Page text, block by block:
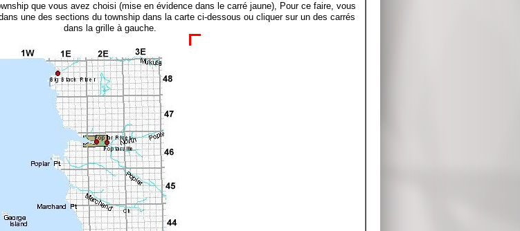
que vous avez choisi (mise en évidence dans le carré jaune), Pour ce faire, vous
une des sections du township dans la carte ci-dessous ou cliquer sur un des carrés
dans la grille à gauche.